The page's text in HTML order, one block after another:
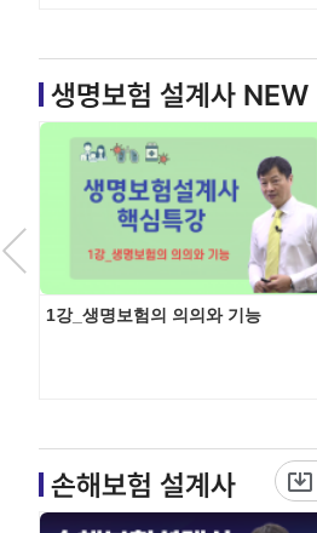
생명보험 설계사 NEW
1강_생명보험의 의의와 기능
손해보험 설계사